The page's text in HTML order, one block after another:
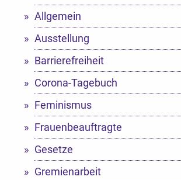
Allgemein
Ausstellung
Barrierefreiheit
Corona-Tagebuch
Feminismus
Frauenbeauftragte
Gesetze
Gremienarbeit